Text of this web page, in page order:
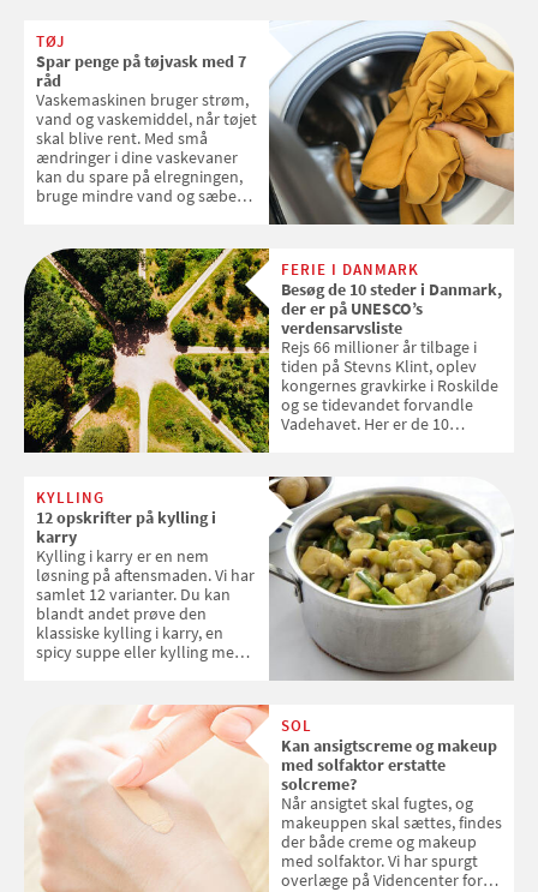
TØJ
Spar penge på tøjvask med 7
råd
Vaskemaskinen bruger strøm,
vand og vaskemiddel, når tøjet
skal blive rent. Med små
ændringer i dine vaskevaner
kan du spare på elregningen,
bruge mindre vand og sæbe
enkle råd til at spare penge på
tøjvasken
FERIE I DANMARK
Besøg de 10 steder i Danmark,
der er på UNESCO’s
verdensarvsliste
Rejs 66 millioner år tilbage i
tiden på Stevns Klint, oplev
kongernes gravkirke i Roskilde
og se tidevandet forvandle
Vadehavet. Her er de 10
KYLLING
12 opskrifter på kylling i
karry
Kylling i karry er en nem
løsning på aftensmaden. Vi har
samlet 12 varianter. Du kan
blandt andet prøve den
klassiske kylling i karry, en
spicy suppe eller kylling med
SOL
Kan ansigtscreme og makeup
med solfaktor erstatte
solcreme?
Når ansigtet skal fugtes, og
makeuppen skal sættes, findes
der både creme og makeup
med solfaktor. Vi har spurgt
overlæge på Videncenter for